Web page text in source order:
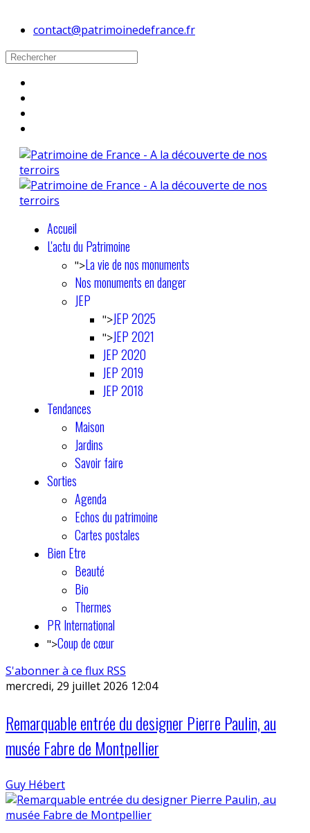
contact@patrimoinedefrance.fr
Accueil
L'actu du Patrimoine
">La vie de nos monuments
Nos monuments en danger
JEP
">JEP 2025
">JEP 2021
JEP 2020
JEP 2019
JEP 2018
Tendances
Maison
Jardins
Savoir faire
Sorties
Agenda
Echos du patrimoine
Cartes postales
Bien Etre
Beauté
Bio
Thermes
PR International
">Coup de cœur
S'abonner à ce flux RSS
mercredi, 29 juillet 2026 12:04
Remarquable entrée du designer Pierre Paulin, au
musée Fabre de Montpellier
Guy Hébert